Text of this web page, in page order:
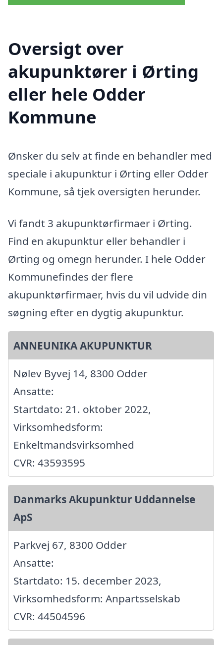
Oversigt over
akupunktører i Ørting
eller hele Odder
Kommune
Ønsker du selv at finde en behandler med
speciale i akupunktur i Ørting eller Odder
Kommune, så tjek oversigten herunder.
Vi fandt 3 akupunktørfirmaer i Ørting.
Find en akupunktur eller behandler i
Ørting og omegn herunder. I hele Odder
Kommunefindes der flere
akupunktørfirmaer, hvis du vil udvide din
søgning efter en dygtig akupunktur.
ANNEUNIKA AKUPUNKTUR
Nølev Byvej 14, 8300 Odder
Ansatte:
Startdato: 21. oktober 2022,
Virksomhedsform:
Enkeltmandsvirksomhed
CVR: 43593595
Danmarks Akupunktur Uddannelse
ApS
Parkvej 67, 8300 Odder
Ansatte:
Startdato: 15. december 2023,
Virksomhedsform: Anpartsselskab
CVR: 44504596